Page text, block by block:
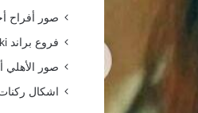
صور أفراح
فروع براند LC waikiki
صور الأهلي
اشكال ركنات مودرن 2022